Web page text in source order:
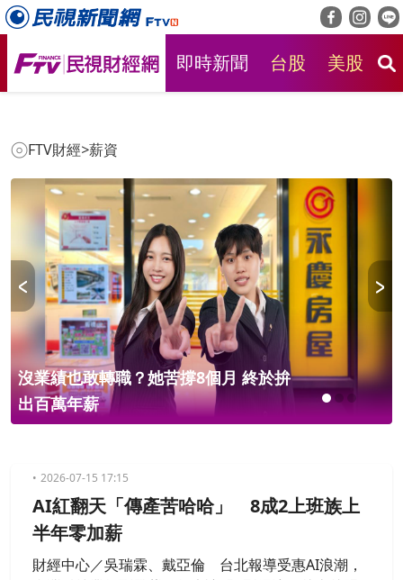
即時新聞 台股 美股
FTV財經>薪資
沒業績也敢轉職？她苦撐8個月 終於拚
出百萬年薪
2026-07-15 17:15
AI紅翻天「傳產苦哈哈」 8成2上班族上
半年零加薪
財經中心／吳瑞霖、戴亞倫 台北報導受惠AI浪潮，